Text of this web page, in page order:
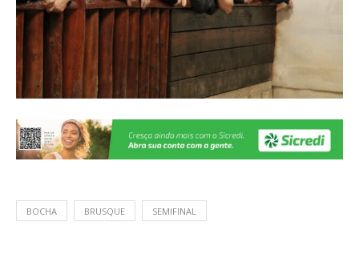
BOCHA BRUSQUE SEMIFINAL